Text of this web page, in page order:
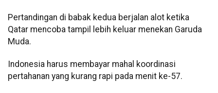
Pertandingan di babak kedua berjalan alot ketika
Qatar mencoba tampil lebih keluar menekan Garuda
Muda.
Indonesia harus membayar mahal koordinasi
pertahanan yang kurang rapi pada menit ke-57.